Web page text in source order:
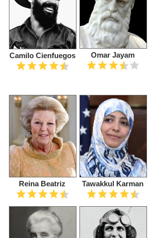
Camilo Cienfuegos Omar Jayam
Reina Beatriz Tawakkul Karman